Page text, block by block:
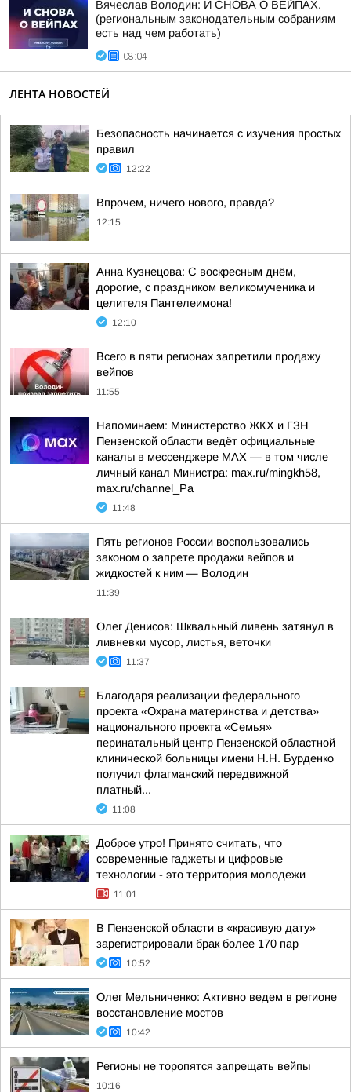
Вячеслав Володин: И СНОВА О ВЕЙПАХ.
(региональным законодательным собраниям
есть над чем работать)
08:04
ЛЕНТА НОВОСТЕЙ
Безопасность начинается с изучения простых
правил
12:22
Впрочем, ничего нового, правда?
12:15
Анна Кузнецова: С воскресным днём,
дорогие, с праздником великомученика и
целителя Пантелеимона!
12:10
Всего в пяти регионах запретили продажу
вейпов
11:55
Напоминаем: Министерство ЖКХ и ГЗН
Пензенской области ведёт официальные
каналы в мессенджере МАХ — в том числе
личный канал Министра: max.ru/mingkh58,
max.ru/channel_Pa
11:48
Пять регионов России воспользовались
законом о запрете продажи вейпов и
жидкостей к ним — Володин
11:39
Олег Денисов: Шквальный ливень затянул в
ливневки мусор, листья, веточки
11:37
Благодаря реализации федерального
проекта «Охрана материнства и детства»
национального проекта «Семья»
перинатальный центр Пензенской областной
клинической больницы имени Н.Н. Бурденко
получил флагманский передвижной
платный...
11:08
Доброе утро! Принято считать, что
современные гаджеты и цифровые
технологии - это территория молодежи
11:01
В Пензенской области в «красивую дату»
зарегистрировали брак более 170 пар
10:52
Олег Мельниченко: Активно ведем в регионе
восстановление мостов
10:42
Регионы не торопятся запрещать вейпы
10:16